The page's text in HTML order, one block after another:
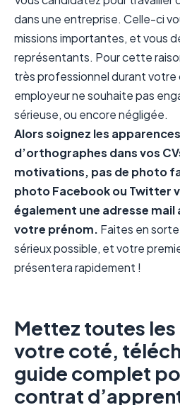
dans une entreprise. Celle-ci
missions importantes, et vous
représentants. Pour cette
très professionnel durant votre
employeur ne souhaite pas
sérieuse, ou encore négligée.
Alors soignez les
d’orthographes dans vos
motivations, pas de photo
photo Facebook ou Twitter
également une adresse
votre prénom. Faites en
sérieux possible, et votre
présentera rapidement !
Mettez toutes les
votre coté,
guide complet
contrat